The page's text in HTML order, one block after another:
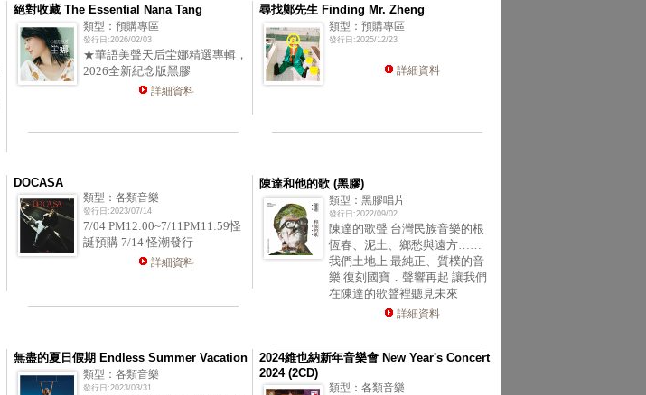
絕對收藏 The Essential Nana Tang
類型：預購專區
發行日:2026/02/03
★華語美聲天后坣娜精選專輯，
2026全新紀念版黑膠
詳細資料
尋找鄭先生 Finding Mr. Zheng
類型：預購專區
發行日:2025/12/23
詳細資料
DOCASA
類型：各類音樂
發行日:2023/07/14
7/04 PM12:00~7/11PM11:59怪
誕預購 7/14 怪潮發行
詳細資料
陳達和他的歌 (黑膠)
類型：黑膠唱片
發行日:2022/09/02
陳達的歌聲 台灣民族音樂的根
恆春、泥土、鄉愁與遠方……
我們土地上 最純正、質樸的音
樂 復刻國寶．聲響再起 讓我們
在陳達的歌聲裡聽見未來
詳細資料
無盡的夏日假期 Endless Summer Vacation
類型：各類音樂
發行日:2023/03/31
2024維也納新年音樂會 New Year's Concert
2024 (2CD)
類型：各類音樂